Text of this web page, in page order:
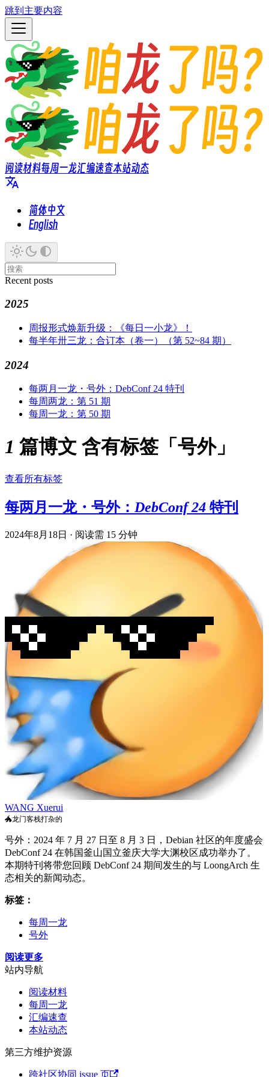
跳到主要内容
阅读材料每周一龙汇编速查本站动态
简体中文
English
Recent posts
2025
周报形式焕新升级：《每日一小龙》！
每半年卅三龙：合订本（卷一）（第 52~84 期）
2024
每两月一龙・号外：DebConf 24 特刊
每周两龙：第 51 期
每周一龙：第 50 期
1 篇博文 含有标签「号外」
查看所有标签
每两月一龙・号外：DebConf 24 特刊
2024年8月18日 · 阅读需 15 分钟
WANG Xuerui
🐲龙门客栈打杂的
号外：2024 年 7 月 27 日至 8 月 3 日，Debian 社区的年度盛会
DebConf 24 在韩国釜山国立釜庆大学大渊校区成功举办了。
本期特刊将带您回顾 DebConf 24 期间发生的与 LoongArch 生
态相关的新闻动态。
标签：
每周一龙
号外
阅读更多
站内导航
阅读材料
每周一龙
汇编速查
本站动态
第三方维护资源
跨社区协同 issue 页